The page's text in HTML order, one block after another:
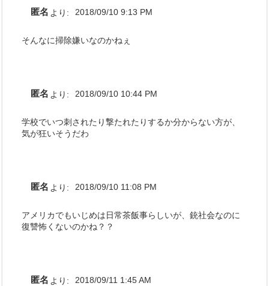
匿名 より: 2018/09/10 9:13 PM
そんなに掃除嫌いなのかねぇ
匿名 より: 2018/09/10 10:44 PM
学校でいつ刺されたり撃たれたりするか分からない方が、
気が狂いそうだわ
匿名 より: 2018/09/10 11:08 PM
アメリカでもいじめは日常茶飯事らしいが、銃社会なのに
復讐怖くないのかね？？
匿名 より: 2018/09/11 1:45 AM